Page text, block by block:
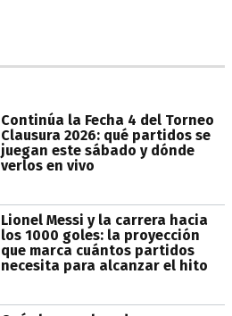
Continúa la Fecha 4 del Torneo
Clausura 2026: qué partidos se
juegan este sábado y dónde
verlos en vivo
Lionel Messi y la carrera hacia
los 1000 goles: la proyección
que marca cuántos partidos
necesita para alcanzar el hito